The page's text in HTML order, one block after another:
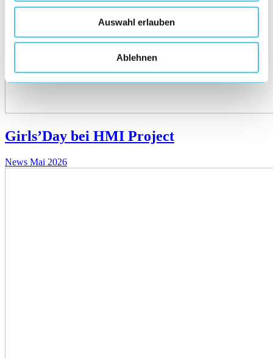
Auswahl erlauben
Ablehnen
Girls’Day bei HMI Project
News Mai 2026